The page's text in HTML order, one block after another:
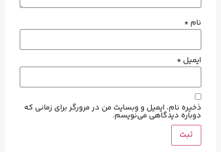
نام *
ایمیل *
ذخیره نام، ایمیل و وبسایت من در مرورگر برای زمانی که
دوباره دیدگاهی می‌نویسم.